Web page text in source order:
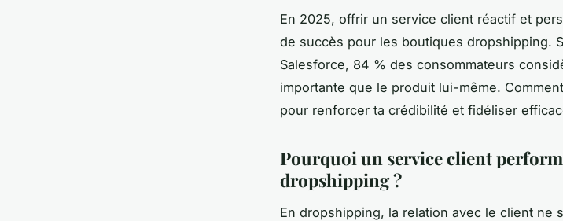
En 2025, offrir un service client réactif et
de succès pour les boutiques dropshipping.
Salesforce, 84 % des consommateurs
importante que le produit lui-même.
pour renforcer ta crédibilité et fidéliser
Pourquoi un service client
dropshipping ?
En dropshipping, la relation avec le client ne